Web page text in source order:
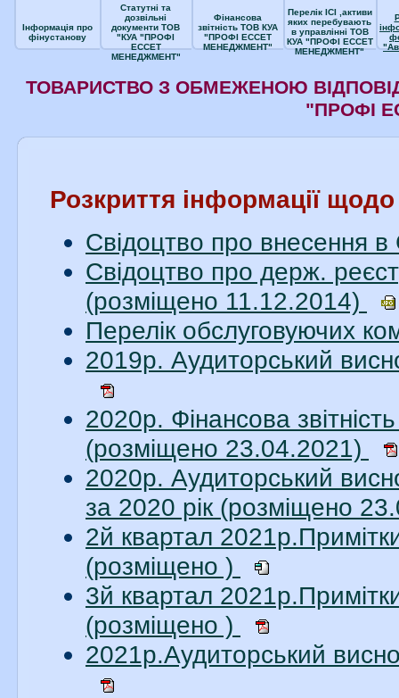
Інформація про
фінустанову
Статутні та
дозвільні
документи ТОВ
"КУА "ПРОФІ
ЕССЕТ
МЕНЕДЖМЕНТ"
Фінансова
звітність ТОВ КУА
"ПРОФІ ЕССЕТ
МЕНЕДЖМЕНТ"
Перелік ІСІ ,активи
яких перебувають
в управлінні ТОВ
КУА "ПРОФІ ЕССЕТ
МЕНЕДЖМЕНТ"
ТОВАРИСТВО З ОБМЕЖЕНОЮ
"ПРОФІ
Розкриття інформації
Свідоцтво про внесення
Свідоцтво про держ.
(розміщено 11.12.2014)
Перелік обслуговуючих
2019р. Аудиторський
2020р. Фінансова
(розміщено 23.04.2021)
2020р. Аудиторський
за 2020 рік (розміщено
2й квартал
(розміщено )
3й квартал
(розміщено )
2021р.Аудиторський